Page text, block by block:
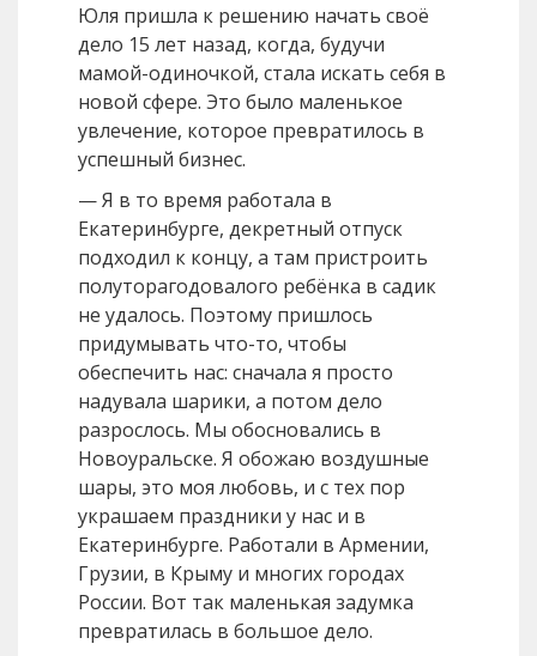
Юля пришла к решению начать своё
дело 15 лет назад, когда, будучи
мамой-одиночкой, стала искать себя в
новой сфере. Это было маленькое
увлечение, которое превратилось в
успешный бизнес.
— Я в то время работала в
Екатеринбурге, декретный отпуск
подходил к концу, а там пристроить
полуторагодовалого ребёнка в садик
не удалось. Поэтому пришлось
придумывать что-то, чтобы
обеспечить нас: сначала я просто
надувала шарики, а потом дело
разрослось. Мы обосновались в
Новоуральске. Я обожаю воздушные
шары, это моя любовь, и с тех пор
украшаем праздники у нас и в
Екатеринбурге. Работали в Армении,
Грузии, в Крыму и многих городах
России. Вот так маленькая задумка
превратилась в большое дело.